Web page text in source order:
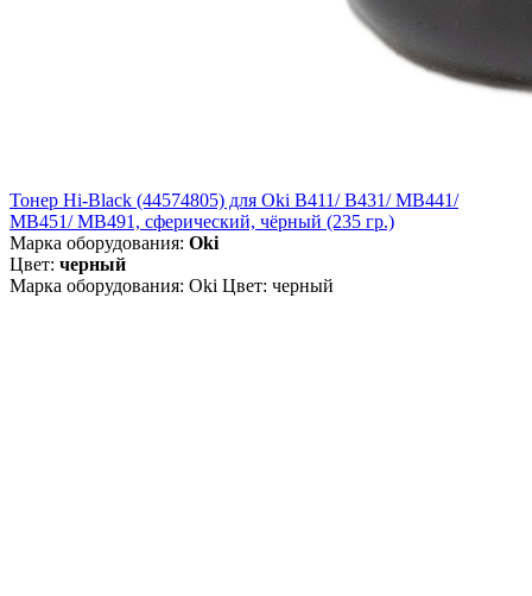
Тонер Hi-Black (44574805) для Oki B411/ B431/ MB441/
MB451/ MB491, сферический, чёрный (235 гр.)
Марка оборудования: Oki
Цвет: черный
Марка оборудования: Oki Цвет: черный